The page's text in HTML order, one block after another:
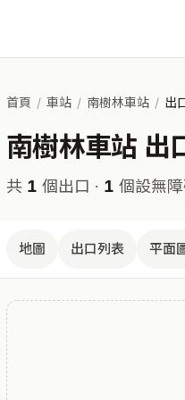
首頁 / 車站 / 南樹林車站 / 出
南樹林車站 出
共 1 個出口 · 1 個設無
地圖 出口列表 平面